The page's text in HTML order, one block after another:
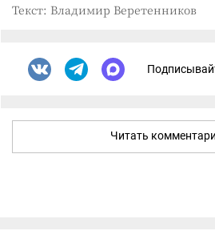
Текст: Владимир Веретенников
Читать